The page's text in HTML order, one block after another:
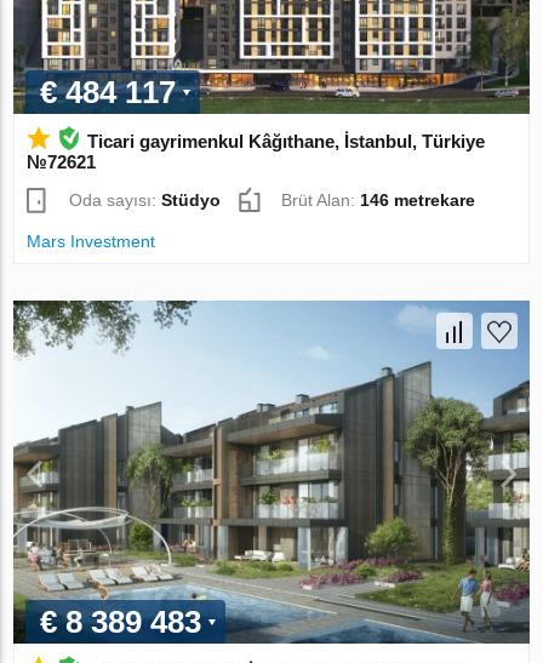
€ 484 117
Ticari gayrimenkul Kâğıthane, İstanbul, Türkiye
№72621
Oda sayısı:Stüdyo Brüt Alan: 146 metrekare
Mars Investment
€ 8 389 483